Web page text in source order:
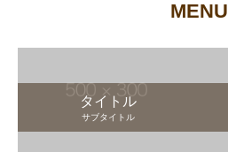
MENU
タイトル
サブタイトル